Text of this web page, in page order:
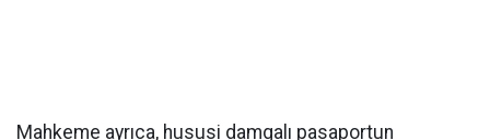
Mahkeme ayrıca, hususi damgalı pasaportun